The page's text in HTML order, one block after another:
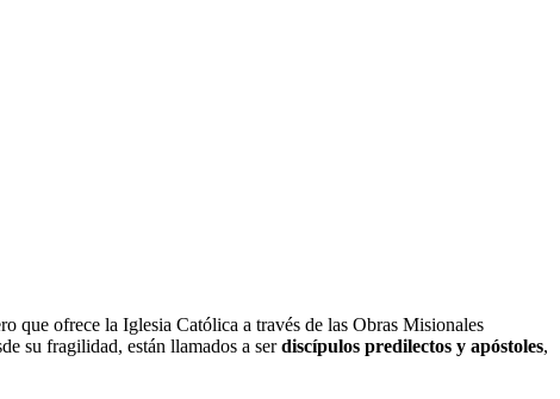
ofrece la Iglesia Católica a través de las Obras Misionales
su fragilidad, están llamados a serdiscípulos predilectos y apóstoles,